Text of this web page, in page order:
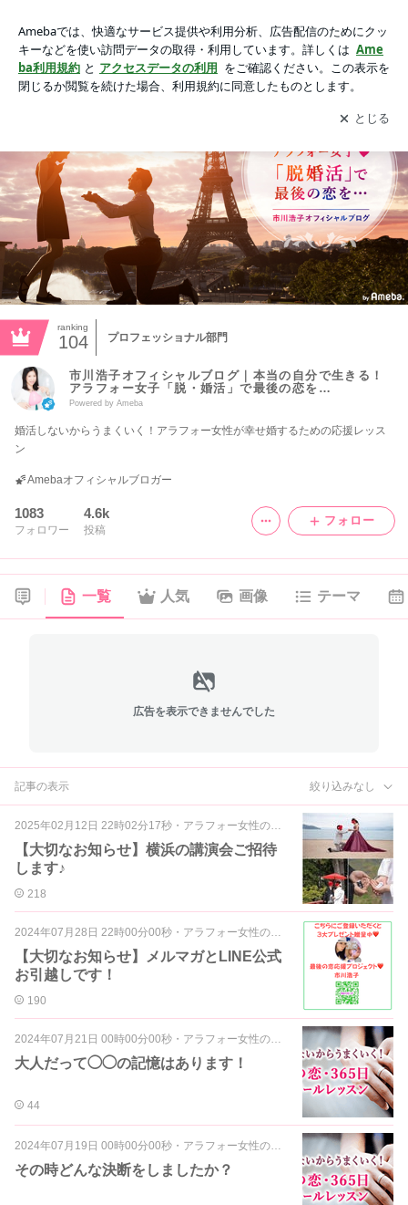
ー女子「脱・婚活」で最後の恋を…
アプリをダウンロードして ブログの更新通知
を受け取りまし
ょう。
開く
ranking
104 プロフェッショナル部門
市川浩子オフィシャルブログ｜本当の自分で生きる！
アラフォー女子「脱・婚活」で最後の恋を…
Powered by Ameba
婚活しないからうまくいく！アラフォー女性が幸せ婚するための応援レッス
ン
Amebaオフィシャルブロガー
1083
フォロワー
4.6k
投稿
フォロー
一覧 人気 画像 テーマ
広告を表示できませんでした
記事の表示 絞り込みなし
2025年02月12日 22時02分17秒 ・ アラフォー女性の婚活～ご案内・ご報告編～
【大切なお知らせ】横浜の講演会ご招待
します♪
218
2024年07月28日 22時00分00秒 ・ アラフォー女性の婚活～ご案内・ご報告編～
【大切なお知らせ】メルマガとLINE公式
お引越しです！
190
2024年07月21日 00時00分00秒 ・ アラフォー女性の婚活～マインド編～
大人だって◯◯の記憶はあります！
44
2024年07月19日 00時00分00秒 ・ アラフォー女性の婚活～マインド編～
その時どんな決断をしましたか？